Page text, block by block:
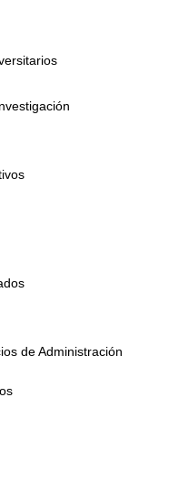
de Administración